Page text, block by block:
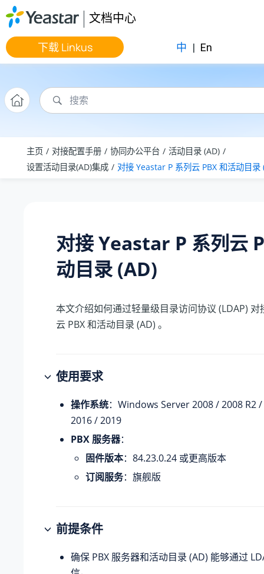
跳转到主要内容
文档中心
下载 Linkus 中 | En
主页 对接配置手册 协同办公平台
活动目录 (AD)
设置活动目录(AD)集成
对接 Yeastar P 系列云 PBX 和活动目录
对接Yeastar P 系列云
动目录 (AD)
本文介绍如何通过轻量级目录访问协议 (LDAP)
云 PBX和活动目录 (AD) 。
使用要求
操作系统：Windows Server 2008 / 2008 R2
2016 / 2019
PBX 服务器：
固件版本： 84.23.0.24 或更高版本
订阅服务：旗舰版
前提条件
确保 PBX 服务器和活动目录 (AD) 能够通过